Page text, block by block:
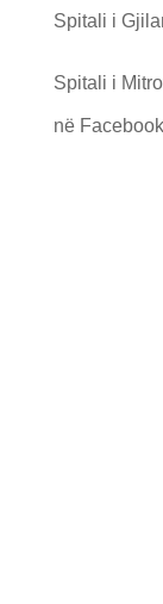
Spitali i
Spitali i
në